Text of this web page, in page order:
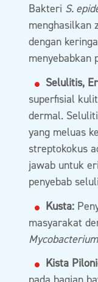
Bakteri S.
menghasilkan
dengan
menyebabkan
Selulitis,
superfisial
dermal.
yang meluas
streptokokus
jawab untuk
penyebab
Kusta:
masyarakat
Kista